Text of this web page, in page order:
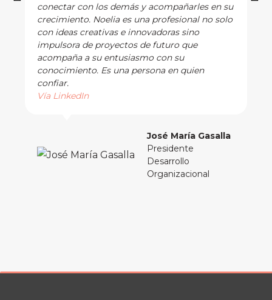
conectar con los demás y acompañarles en su
crecimiento. Noelia es una profesional no solo
con ideas creativas e innovadoras sino
impulsora de proyectos de futuro que
acompaña a su entusiasmo con su
conocimiento. Es una persona en quien
confiar.
Vía LinkedIn
José María Gasalla
Presidente
Desarrollo
Organizacional